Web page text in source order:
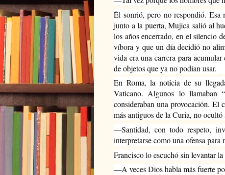
Él sonrió, pero no respondió. Esa
junto a la puerta, Mujica salió al
los años encerrado, en el silencio
víbora y que un día decidió no
vida era una carrera para
de objetos que ya no podían usar.
En Roma, la noticia de su
Vaticano. Algunos lo llamaban
consideraban una provocación. El
más antiguos de la Curia, no ocultó
—Santidad, con todo respeto,
interpretarse como una ofensa para
Francisco lo escuchó sin levantar la
—A veces Dios habla más fuerte